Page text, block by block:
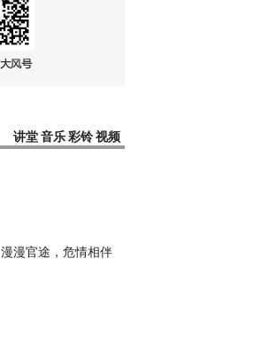
讲堂 音乐 彩铃 视频
漫漫官途，危情相伴